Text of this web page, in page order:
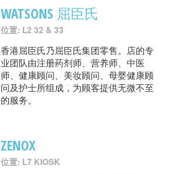
WATSONS 屈臣氏
位置: L2 32 & 33
香港屈臣氏乃屈臣氏集团零售。店的专
业团队由注册药剂师、营养师、中医
师、健康顾问、美妆顾问、母婴健康顾
问及护士所组成，为顾客提供无微不至
的服务。
ZENOX
位置: L7 KIOSK